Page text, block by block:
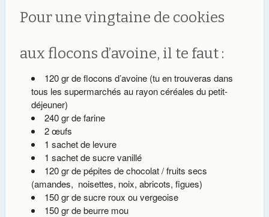
Pour une vingtaine de cookies
aux flocons d’avoine, il te faut :
120 gr de flocons d’avoine (tu en trouveras dans
tous les supermarchés au rayon céréales du petit-
déjeuner)
240 gr de farine
2 œufs
1 sachet de levure
1 sachet de sucre vanillé
120 gr de pépites de chocolat / fruits secs
(amandes, noisettes, noix, abricots, figues)
150 gr de sucre roux ou vergeoise
150 gr de beurre mou